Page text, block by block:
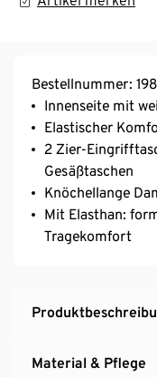
Bestellnummer:
Innenseite mit
Elastischer
2 Zier-
Gesäßtaschen
Knöchellange
Mit Elasthan:
Tragekomfort
Material & Pflege